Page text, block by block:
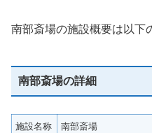
南部斎場の施設概要は以下
南部斎場の詳細
施設名称 南部斎場